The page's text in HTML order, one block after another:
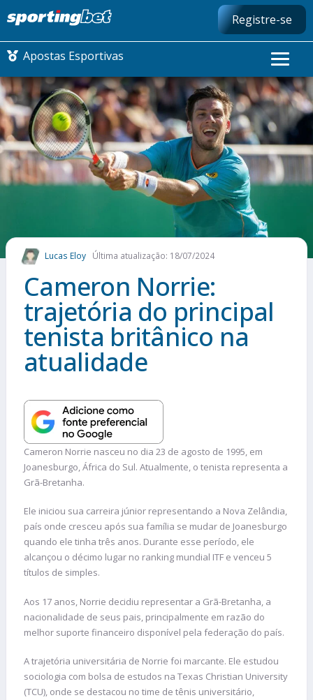
Registre-se
Apostas Esportivas
CONMEBOL LIBERTADORES
FUTEBOL NACIONAL
FUTEBOL INTERNACIONAL
MAIS ESPORTES
Lucas Eloy Última atualização: 18/07/2024
Cameron Norrie:
trajetória do principal
tenista britânico na
atualidade
Cameron Norrie nasceu no dia 23 de agosto de 1995, em
Joanesburgo, África do Sul. Atualmente, o tenista representa a
Grã-Bretanha.
Ele iniciou sua carreira júnior representando a Nova Zelândia,
país onde cresceu após sua família se mudar de Joanesburgo
quando ele tinha três anos. Durante esse período, ele
alcançou o décimo lugar no ranking mundial ITF e venceu 5
títulos de simples​.
Aos 17 anos, Norrie decidiu representar a Grã-Bretanha, a
nacionalidade de seus pais, principalmente em razão do
melhor suporte financeiro disponível pela federação do país​.
A trajetória universitária de Norrie foi marcante. Ele estudou
sociologia com bolsa de estudos na Texas Christian University
(TCU), onde se destacou no time de tênis universitário,